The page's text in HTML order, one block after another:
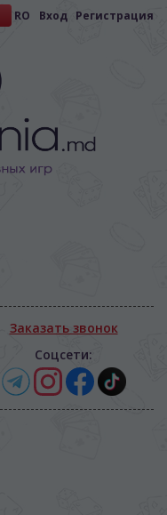
RO Вход Регистрация
Заказать звонок
Соцсети: